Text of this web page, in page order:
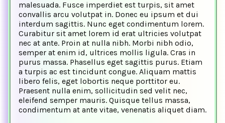
malesuada. Fusce imperdiet est turpis, sit amet
convallis arcu volutpat in. Donec eu ipsum et dui
interdum sagittis. Nunc eget condimentum lorem.
Curabitur sit amet lorem id erat ultricies volutpat
nec at ante. Proin at nulla nibh. Morbi nibh odio,
semper at enim id, ultrices mollis ligula. Cras in
purus massa. Phasellus eget sagittis purus. Etiam
a turpis ac est tincidunt congue. Aliquam mattis
libero felis, eget lobortis neque porttitor eu.
Praesent nulla enim, sollicitudin sed velit nec,
eleifend semper mauris. Quisque tellus massa,
condimentum at ante vitae, venenatis aliquet diam.